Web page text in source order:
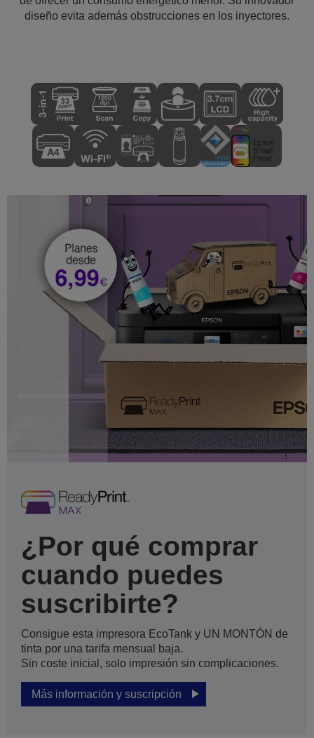
diseño evita además obstrucciones en los inyectores.
¿Por qué comprar
cuando puedes
suscribirte?
Consigue esta impresora EcoTank y UN MONTÓN de
tinta por una tarifa mensual baja.
Sin coste inicial, solo impresión sin complicaciones.
Más información y suscripción